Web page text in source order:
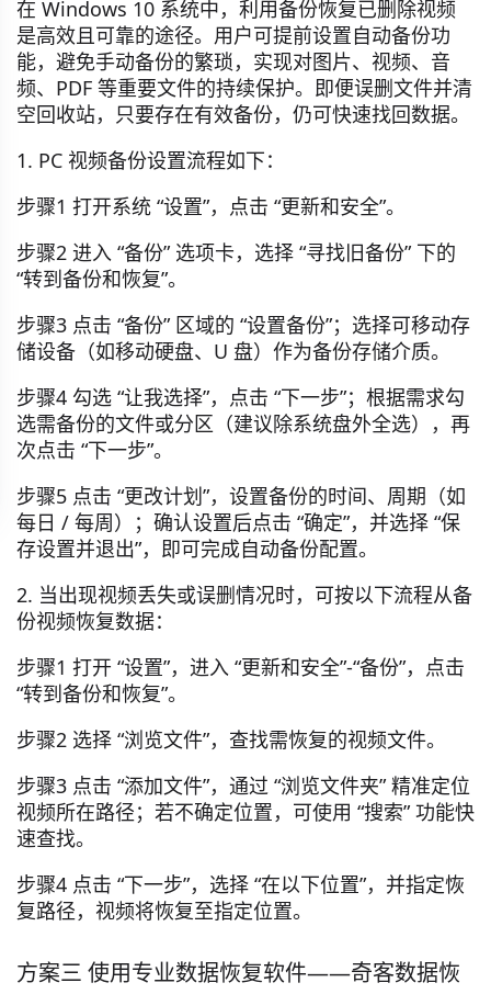
在 Windows 10 系统中，利用备份恢复已删除视频
是高效且可靠的途径。用户可提前设置自动备份功
能，避免手动备份的繁琐，实现对图片、视频、音
频、PDF 等重要文件的持续保护。即便误删文件并清
空回收站，只要存在有效备份，仍可快速找回数据。
1. PC 视频备份设置流程如下：
步骤1 打开系统 “设置”，点击 “更新和安全”。
步骤2 进入 “备份” 选项卡，选择 “寻找旧备份” 下的
“转到备份和恢复”。
步骤3 点击 “备份” 区域的 “设置备份”；选择可移动存
储设备（如移动硬盘、U 盘）作为备份存储介质。
步骤4 勾选 “让我选择”，点击 “下一步”；根据需求勾
选需备份的文件或分区（建议除系统盘外全选），再
次点击 “下一步”。
步骤5 点击 “更改计划”，设置备份的时间、周期（如
每日 / 每周）；确认设置后点击 “确定”，并选择 “保
存设置并退出”，即可完成自动备份配置。
2. 当出现视频丢失或误删情况时，可按以下流程从备
份视频恢复数据：
步骤1 打开 “设置”，进入 “更新和安全”-“备份”，点击
“转到备份和恢复”。
步骤2 选择 “浏览文件”，查找需恢复的视频文件。
步骤3 点击 “添加文件”，通过 “浏览文件夹” 精准定位
视频所在路径；若不确定位置，可使用 “搜索” 功能快
速查找。
步骤4 点击 “下一步”，选择 “在以下位置”，并指定恢
复路径，视频将恢复至指定位置。
方案三 使用专业数据恢复软件——奇客数据恢